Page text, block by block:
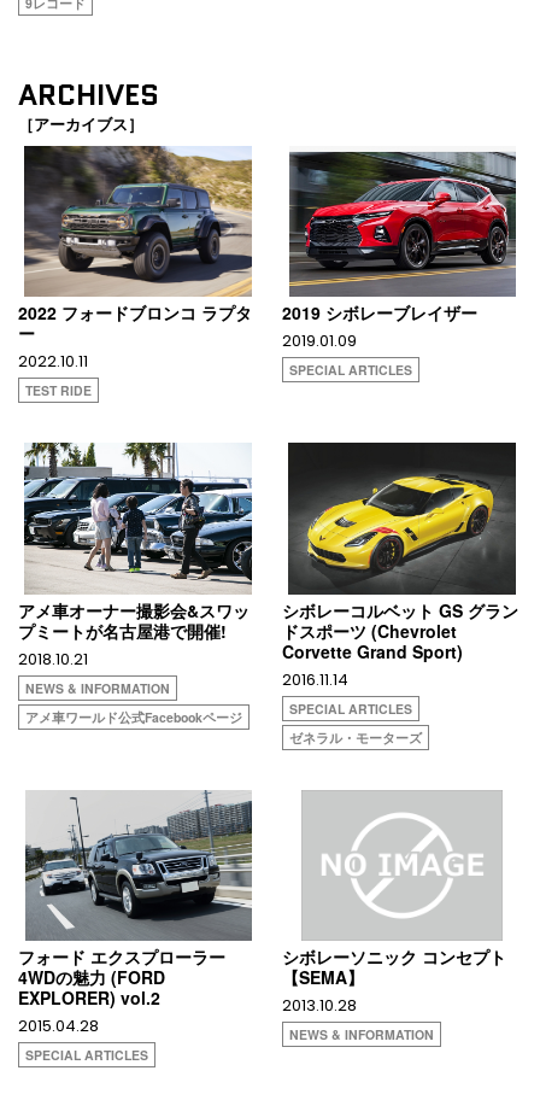
ARCHIVES
［アーカイブス］
2022 フォードブロンコ ラプタ
ー
2022.10.11
TEST RIDE
2019 シボレーブレイザー
2019.01.09
SPECIAL ARTICLES
アメ車オーナー撮影会&スワッ
プミートが名古屋港で開催!
2018.10.21
NEWS & INFORMATION
アメ車ワールド公式Facebookページ
シボレーコルベット GS グラン
ドスポーツ (Chevrolet
Corvette Grand Sport)
2016.11.14
SPECIAL ARTICLES
ゼネラル・モーターズ
フォード エクスプローラー
4WDの魅力 (FORD
EXPLORER) vol.2
2015.04.28
SPECIAL ARTICLES
シボレーソニック コンセプト
【SEMA】
2013.10.28
NEWS & INFORMATION